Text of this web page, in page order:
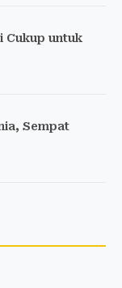
Cukup untuk
Sempat